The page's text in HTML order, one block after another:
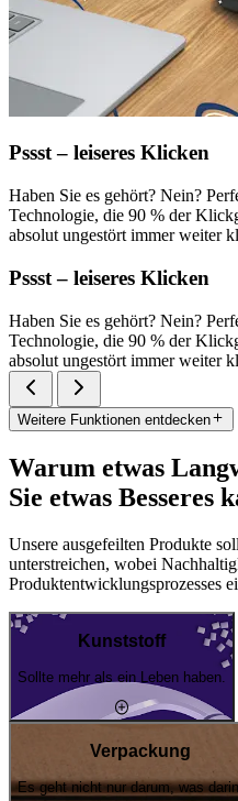
Pssst – leiseres Klicken
Haben Sie es gehört? Nein?
Technologie, die 90 % der
absolut ungestört immer weiter
Pssst – leiseres Klicken
Haben Sie es gehört? Nein?
Technologie, die 90 % der
absolut ungestört immer weiter
Weitere Funktionen entdecken
Warum etwas
Sie etwas Besseres
Unsere ausgefeilten Produkte
unterstreichen, wobei
Produktentwicklungsprozesses
Kunststoff
Sollte mehr als ein Leben haben.
Verpackung
Es geht nicht nur darum, was